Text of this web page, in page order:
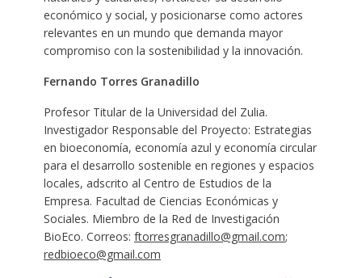
económico y social, y posicionarse como actores
relevantes en un mundo que demanda mayor
compromiso con la sostenibilidad y la innovación.
Fernando Torres Granadillo
Profesor Titular de la Universidad del Zulia.
Investigador Responsable del Proyecto: Estrategias
en bioeconomía, economía azul y economía circular
para el desarrollo sostenible en regiones y espacios
locales, adscrito al Centro de Estudios de la
Empresa. Facultad de Ciencias Económicas y
Sociales. Miembro de la Red de Investigación
BioEco. Correos: ftorresgranadillo@gmail.com;
redbioeco@gmail.com